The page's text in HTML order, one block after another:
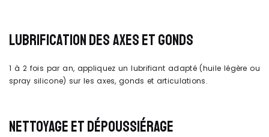
LUBRIFICATION DES AXES ET GONDS
1 à 2 fois par an, appliquez un lubrifiant adapté (huile légère ou
spray silicone) sur les axes, gonds et articulations.
NETTOYAGE ET DÉPOUSSIÉRAGE